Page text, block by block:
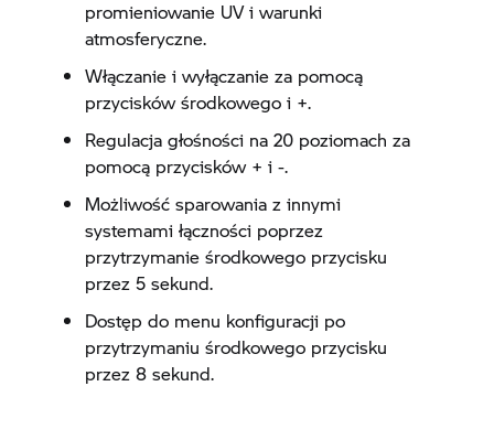
promieniowanie UV i warunki
atmosferyczne.
Włączanie i wyłączanie za pomocą
przycisków środkowego i +.
Regulacja głośności na 20 poziomach za
pomocą przycisków + i -.
Możliwość sparowania z innymi
systemami łączności poprzez
przytrzymanie środkowego przycisku
przez 5 sekund.
Dostęp do menu konfiguracji po
przytrzymaniu środkowego przycisku
przez 8 sekund.